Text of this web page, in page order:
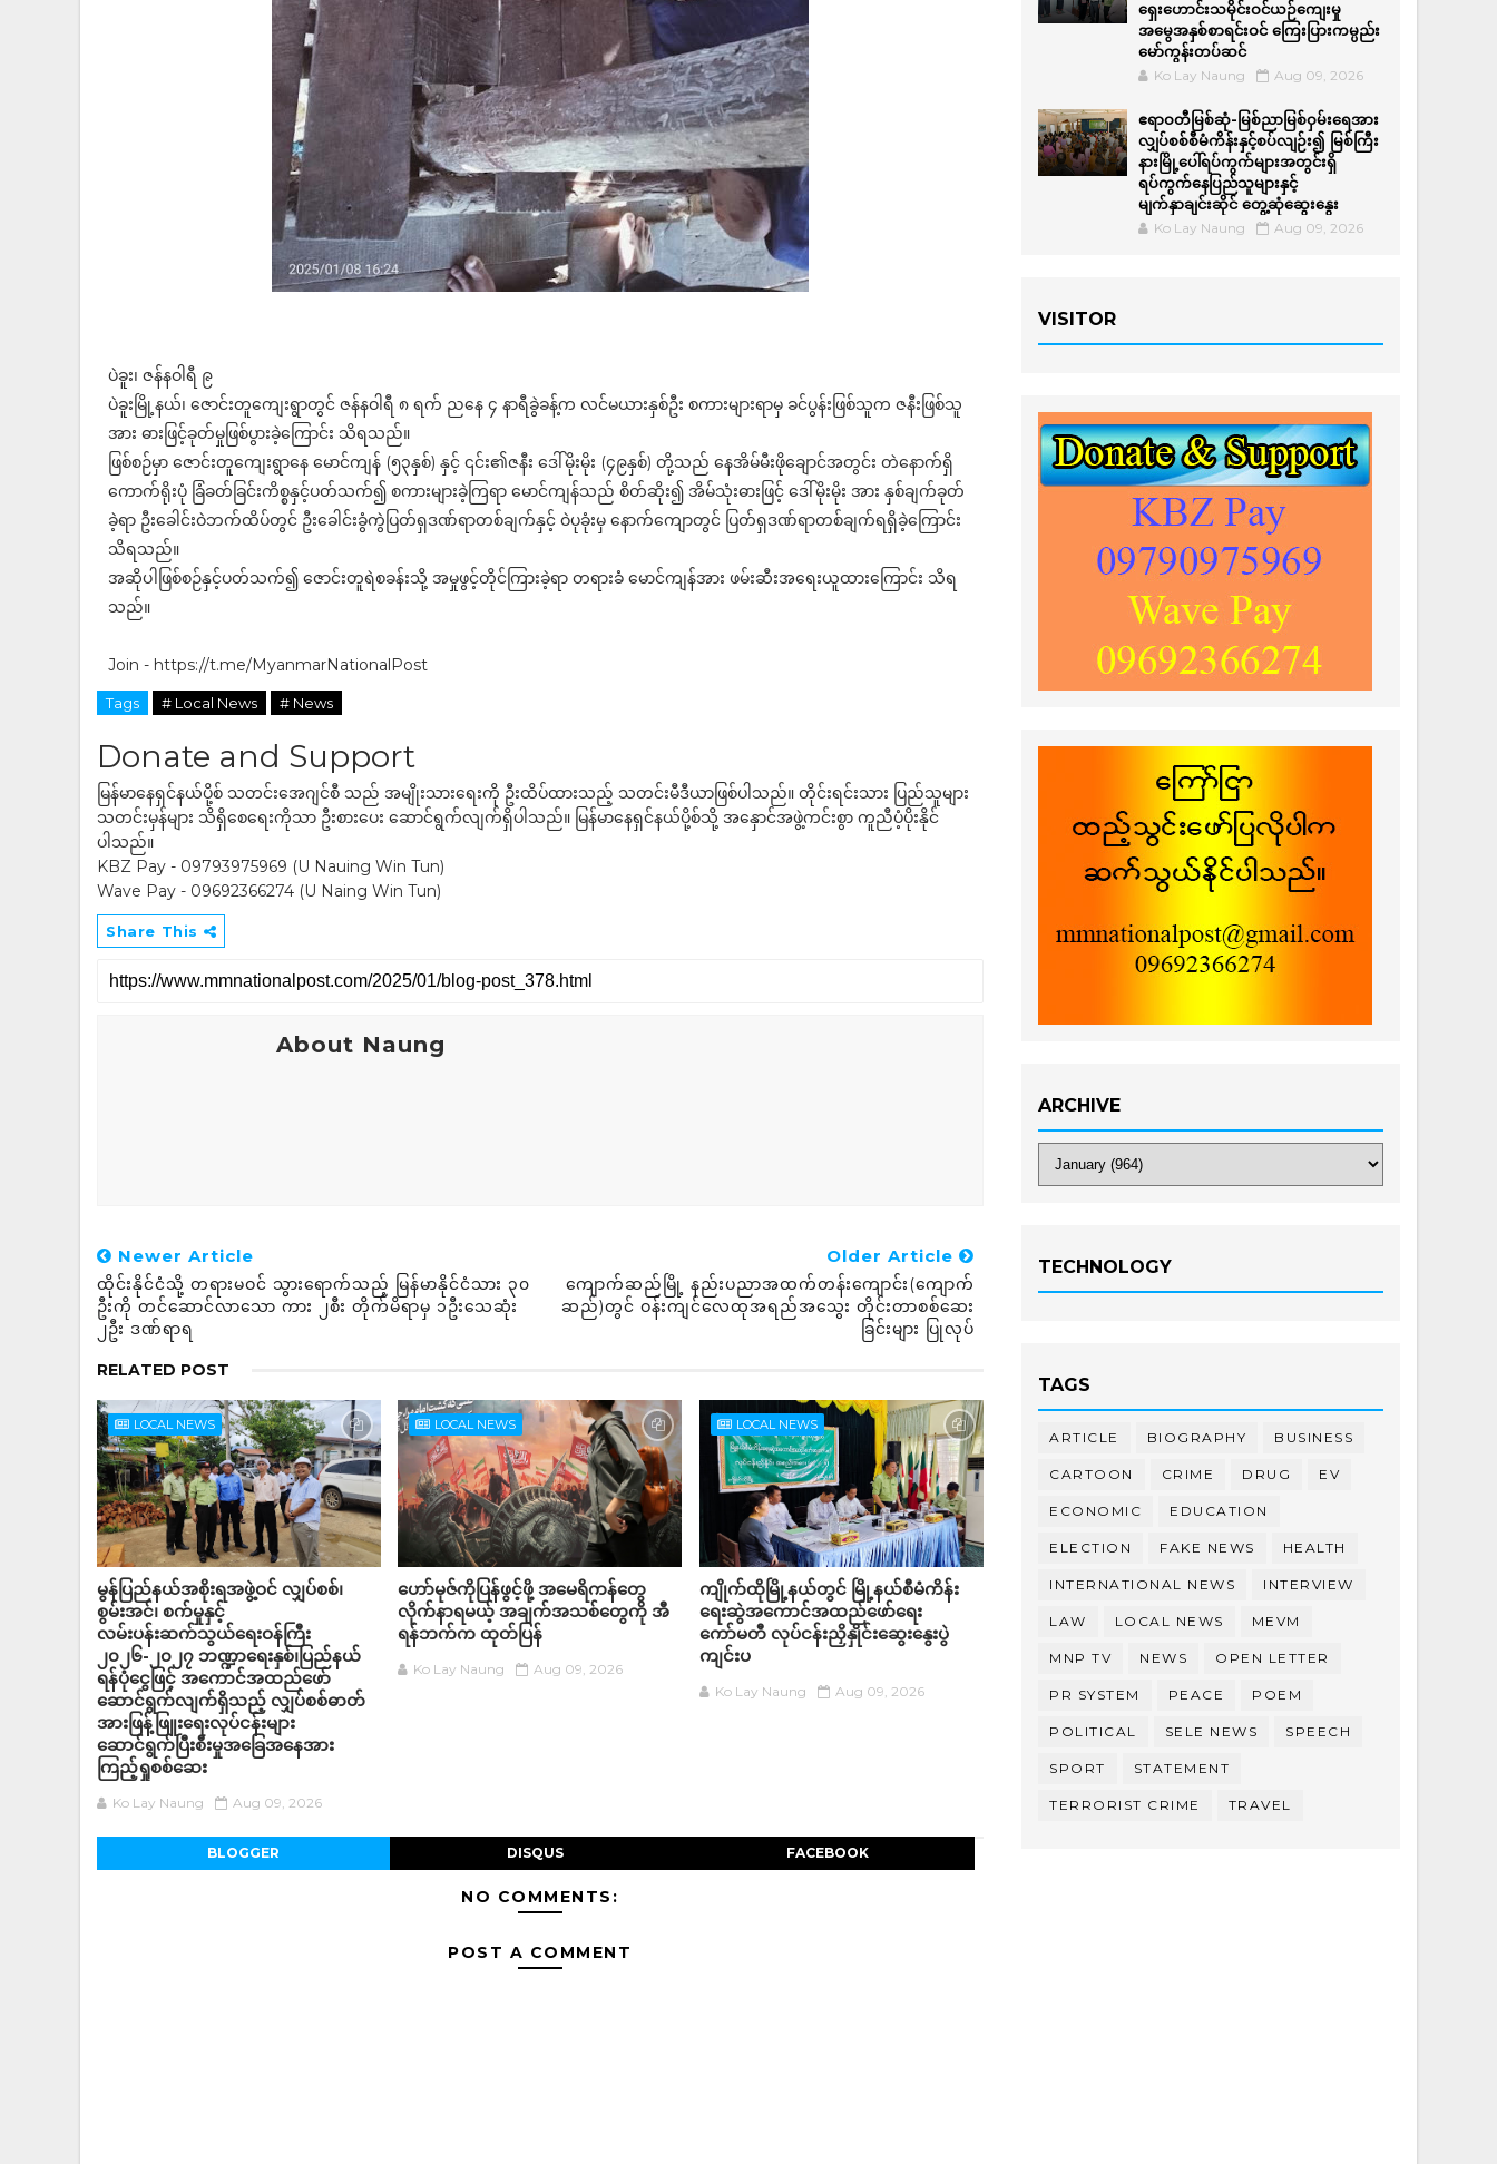
ပဲခူး၊ ဇန်နဝါရီ ၉
ပဲခူးမြို့နယ်၊ ဇောင်းတူကျေးရွာတွင် ဇန်နဝါရီ ၈ ရက် ညနေ ၄ နာရီခွဲခန့်က လင်မယားနှစ်ဦး စကားများရာမှ ခင်ပွန်းဖြစ်သူက ဇနီးဖြစ်သူ
အား ဓားဖြင့်ခုတ်မှုဖြစ်ပွားခဲ့ကြောင်း သိရသည်။
ဖြစ်စဉ်မှာ ဇောင်းတူကျေးရွာနေ မောင်ကျန် (၅၃နှစ်) နှင့် ၎င်း၏ဇနီး ဒေါ်မိုးမိုး (၄၉နှစ်) တို့သည် နေအိမ်မီးဖိုချောင်အတွင်း တဲနောက်ရှိ
ကောက်ရိုးပုံ ခြံခတ်ခြင်းကိစ္စနှင့်ပတ်သက်၍ စကားများခဲ့ကြရာ မောင်ကျန်သည် စိတ်ဆိုး၍ အိမ်သုံးဓားဖြင့် ဒေါ်မိုးမိုး အား နှစ်ချက်ခုတ်
ခဲ့ရာ ဦးခေါင်းဝဲဘက်ထိပ်တွင် ဦးခေါင်းခွံကွဲပြတ်ရှဒဏ်ရာတစ်ချက်နှင့် ဝဲပုခုံးမှ နောက်ကျောတွင် ပြတ်ရှဒဏ်ရာတစ်ချက်ရရှိခဲ့ကြောင်း
သိရသည်။
အဆိုပါဖြစ်စဉ်နှင့်ပတ်သက်၍ ဇောင်းတူရဲစခန်းသို့ အမှုဖွင့်တိုင်ကြားခဲ့ရာ တရားခံ မောင်ကျန်အား ဖမ်းဆီးအရေးယူထားကြောင်း သိရ
သည်။
Join - https://t.me/MyanmarNationalPost
Tags # Local News # News
Donate and Support
မြန်မာနေရှင်နယ်ပို့စ် သတင်းအေဂျင်စီ သည် အမျိုးသားရေးကို ဦးထိပ်ထားသည့် သတင်းမီဒီယာဖြစ်ပါသည်။ တိုင်းရင်းသား ပြည်သူများ
သတင်းမှန်များ သိရှိစေရေးကိုသာ ဦးစားပေး ဆောင်ရွက်လျက်ရှိပါသည်။ မြန်မာနေရှင်နယ်ပို့စ်သို့ အနှောင်အဖွဲ့ကင်းစွာ ကူညီပံ့ပိုးနိုင်
ပါသည်။
KBZ Pay - 09793975969 (U Nauing Win Tun)
Wave Pay - 09692366274 (U Naing Win Tun)
Share This
About Naung
Newer Article
ထိုင်းနိုင်ငံသို့ တရားမဝင် သွားရောက်သည့် မြန်မာနိုင်ငံသား ၃၀
ဦးကို တင်ဆောင်လာသော ကား ၂စီး တိုက်မိရာမှ ၁ဦးသေဆုံး
၂ဦး ဒဏ်ရာရ
Older Article
ကျောက်ဆည်မြို့ နည်းပညာအထက်တန်းကျောင်း(ကျောက်
ဆည်)တွင် ဝန်းကျင်လေထုအရည်အသွေး တိုင်းတာစစ်ဆေး
ခြင်းများ ပြုလုပ်
RELATED POST
LOCAL NEWS
မွန်ပြည်နယ်အစိုးရအဖွဲ့ဝင် လျှပ်စစ်၊
စွမ်းအင်၊ စက်မှုနှင့်
လမ်းပန်းဆက်သွယ်ရေးဝန်ကြီး
၂၀၂၆-၂၀၂၇ ဘဏ္ဍာရေးနှစ်၊ပြည်နယ်
ရန်ပုံငွေဖြင့် အကောင်အထည်ဖော်
ဆောင်ရွက်လျက်ရှိသည့် လျှပ်စစ်ဓာတ်
အားဖြန့်ဖြူးရေးလုပ်ငန်းများ
ဆောင်ရွက်ပြီးစီးမှုအခြေအနေအား
ကြည့်ရှုစစ်ဆေး
Ko Lay Naung Aug 09, 2026
LOCAL NEWS
ဟော်မုဇ်ကိုပြန်ဖွင့်ဖို့ အမေရိကန်တွေ
လိုက်နာရမယ့် အချက်အသစ်တွေကို အီ
ရန်ဘက်က ထုတ်ပြန်
Ko Lay Naung Aug 09, 2026
LOCAL NEWS
ကျိုက်ထိုမြို့နယ်တွင် မြို့နယ်စီမံကိန်း
ရေးဆွဲအကောင်အထည်ဖော်ရေး
ကော်မတီ လုပ်ငန်းညှိနှိုင်းဆွေးနွေးပွဲ
ကျင်းပ
Ko Lay Naung Aug 09, 2026
BLOGGER DISQUS FACEBOOK
NO COMMENTS:
POST A COMMENT
ရှေးဟောင်းသမိုင်းဝင်ယဉ်ကျေးမှု
အမွေအနှစ်စာရင်းဝင် ကြေးပြားကမ္ပည်း
မော်ကွန်းတပ်ဆင်
Ko Lay Naung Aug 09, 2026
ဧရာဝတီမြစ်ဆုံ-မြစ်ညာမြစ်ဝှမ်းရေအား
လျှပ်စစ်စီမံကိန်းနှင့်စပ်လျဉ်း၍ မြစ်ကြီး
နားမြို့ပေါ်ရပ်ကွက်များအတွင်းရှိ
ရပ်ကွက်နေပြည်သူများနှင့်
မျက်နှာချင်းဆိုင် တွေ့ဆုံဆွေးနွေး
Ko Lay Naung Aug 09, 2026
VISITOR
ARCHIVE
TECHNOLOGY
TAGS
ARTICLE BIOGRAPHY BUSINESS
CARTOON CRIME DRUG EV
ECONOMIC EDUCATION
ELECTION FAKE NEWS HEALTH
INTERNATIONAL NEWS INTERVIEW
LAW LOCAL NEWS MEVM
MNP TV NEWS OPEN LETTER
PR SYSTEM PEACE POEM
POLITICAL SELE NEWS SPEECH
SPORT STATEMENT
TERRORIST CRIME TRAVEL